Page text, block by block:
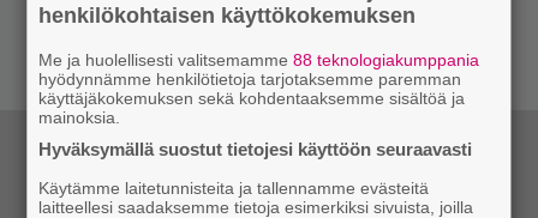
henkilökohtaisen käyttökokemuksen
Me ja huolellisesti valitsemamme88 teknologiakumppania
hyödynnämme henkilötietoja tarjotaksemme paremman
käyttäjäkokemuksen sekä kohdentaaksemme sisältöä ja
mainoksia.
Hyväksymällä suostut tietojesi käyttöön seuraavasti
Käytämme laitetunnisteita ja tallennamme evästeitä
laitteellesi saadaksemme tietoja esimerkiksi sivuista, joilla